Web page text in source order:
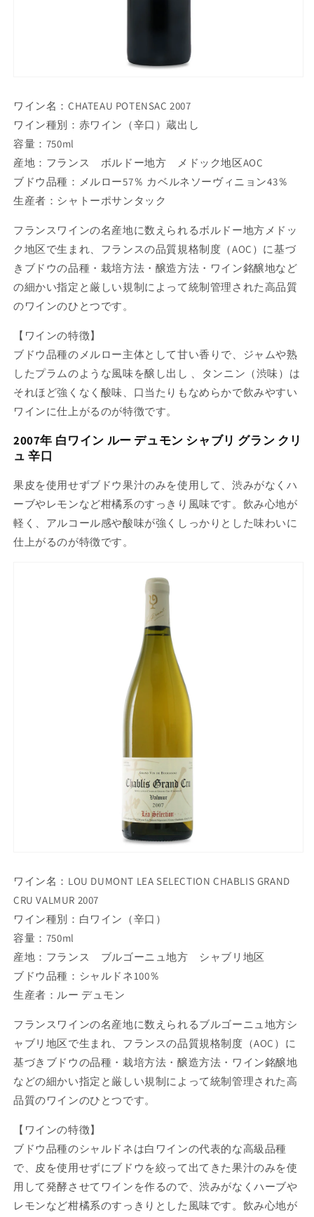
ワイン名：CHATEAU POTENSAC 2007
ワイン種別：赤ワイン（辛口）蔵出し
容量：750ml
産地：フランス ボルドー地方 メドック地区AOC
ブドウ品種：メルロー57％ カベルネソーヴィニョン43％
生産者：シャトーポサンタック
フランスワインの名産地に数えられるボルドー地方メドッ
ク地区で生まれ、フランスの品質規格制度（AOC）に基づ
きブドウの品種・栽培方法・醸造方法・ワイン銘醸地など
の細かい指定と厳しい規制によって統制管理された高品質
のワインのひとつです。
【ワインの特徴】
ブドウ品種のメルロー主体として甘い香りで、ジャムや熟
したプラムのような風味を醸し出し 、タンニン（渋味）は
それほど強くなく酸味、口当たりもなめらかで飲みやすい
ワインに仕上がるのが特徴です。
2007年 白ワイン ルー デュモン シャブリ グラン クリ
ュ 辛口
果皮を使用せずブドウ果汁のみを使用して、渋みがなくハ
ーブやレモンなど柑橘系のすっきり風味です。飲み心地が
軽く、アルコール感や酸味が強くしっかりとした味わいに
仕上がるのが特徴です。
ワイン名：LOU DUMONT LEA SELECTION CHABLIS GRAND
CRU VALMUR 2007
ワイン種別：白ワイン（辛口）
容量：750ml
産地：フランス ブルゴーニュ地方 シャブリ地区
ブドウ品種：シャルドネ100％
生産者：ルー デュモン
フランスワインの名産地に数えられるブルゴーニュ地方シ
ャブリ地区で生まれ、フランスの品質規格制度（AOC）に
基づきブドウの品種・栽培方法・醸造方法・ワイン銘醸地
などの細かい指定と厳しい規制によって統制管理された高
品質のワインのひとつです。
【ワインの特徴】
ブドウ品種のシャルドネは白ワインの代表的な高級品種
で、皮を使用せずにブドウを絞って出てきた果汁のみを使
用して発酵させてワインを作るので、渋みがなくハーブや
レモンなど柑橘系のすっきりとした風味です。飲み心地が